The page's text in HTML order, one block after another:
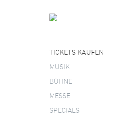
TICKETS KAUFEN
MUSIK
BÜHNE
MESSE
SPECIALS